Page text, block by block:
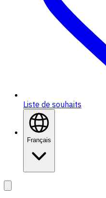
Liste de souhaits
Français